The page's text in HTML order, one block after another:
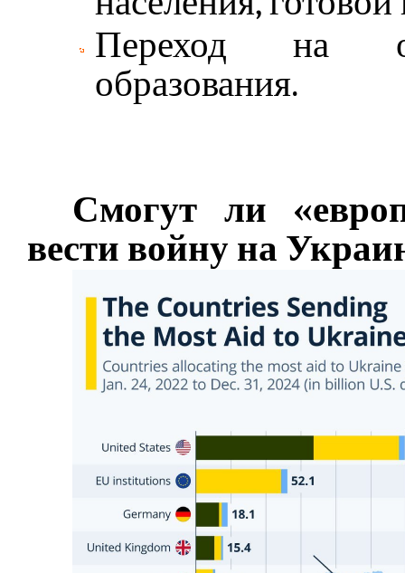
Переход на
образования.
Смогут ли
вести войну на